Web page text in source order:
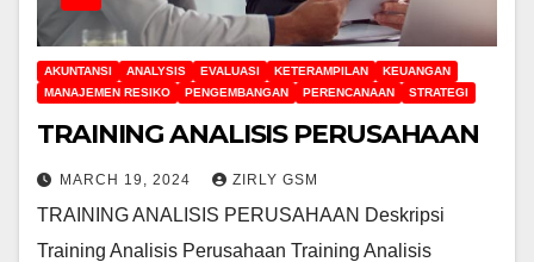
AKUNTANSI ANALYSIS EVALUASI KETERAMPILAN
KEUANGAN
MANAJEMEN RESIKO
PENGEMBANGAN PERENCANAAN STRATEGI
TRAINING ANALISIS PERUSAHAAN
MARCH 19, 2024 ZIRLY GSM
TRAINING ANALISIS PERUSAHAAN Deskripsi
Training Analisis Perusahaan Training Analisis